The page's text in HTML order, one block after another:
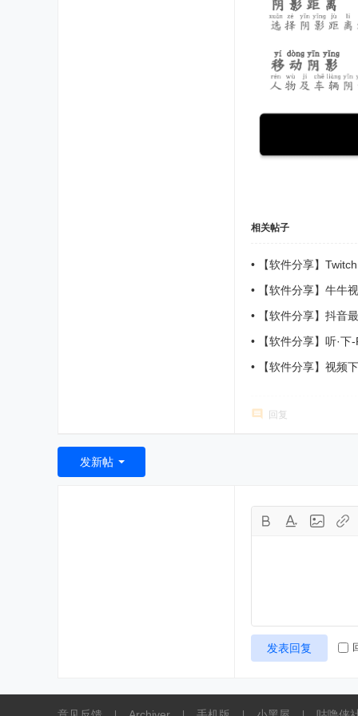
相关帖子
•
【软件分享】
•
【软件分享】牛牛
•
【软件分享】抖音
•
【软件分享】听·
•
【软件分享】视频
回复
发新帖
发表回复